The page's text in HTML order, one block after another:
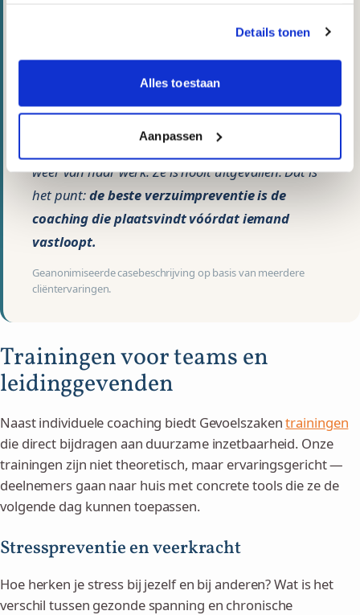
Details tonen
Alles toestaan
Aanpassen
Na drie maanden was Marijn niet minder hard
over. Ze sliep beter, had meer energie en genoot
weer van haar werk. Ze is nooit uitgevallen. Dat is
het punt:de beste verzuimpreventie is de
coaching die plaatsvindt vóórdat iemand
vastloopt.
Geanonimiseerde casebeschrijving op basis van meerdere
cliëntervaringen.
Trainingen voor teams en
leidinggevenden
Naast individuele coaching biedt Gevoelszakentrainingen
die direct bijdragen aan duurzame inzetbaarheid. Onze
trainingen zijn niet theoretisch, maar ervaringsgericht —
deelnemers gaan naar huis met concrete tools die ze de
volgende dag kunnen toepassen.
Stresspreventie en veerkracht
Hoe herken je stress bij jezelf en bij anderen? Wat is het
verschil tussen gezonde spanning en chronische